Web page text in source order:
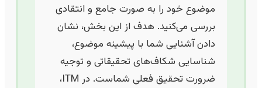
موضوع خود را به صورت جامع و انتقادی
بررسی می‌کنید. هدف از این بخش، نشان
دادن آشنایی شما با پیشینه موضوع،
شناسایی شکاف‌های تحقیقاتی و توجیه
ضرورت تحقیق فعلی شماست. در ITM،